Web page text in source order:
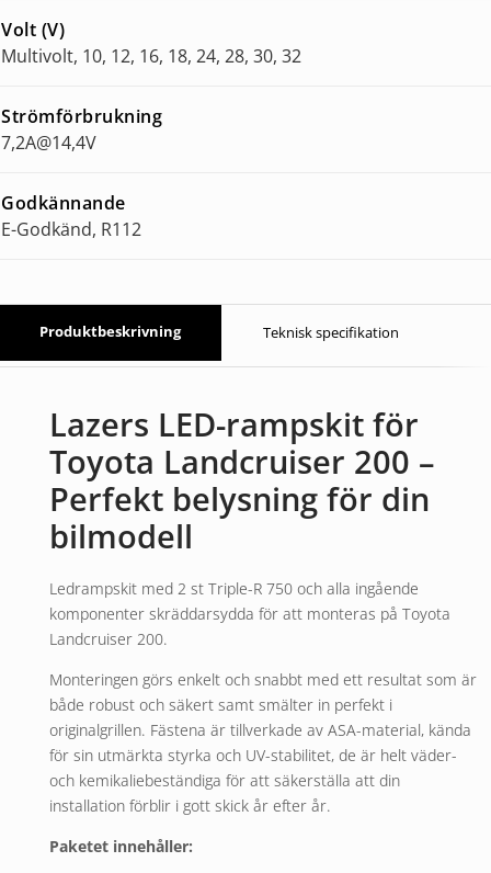
Volt (V)
Multivolt, 10, 12, 16, 18, 24, 28, 30, 32
Strömförbrukning
7,2A@14,4V
Godkännande
E-Godkänd, R112
Produktbeskrivning Teknisk specifikation
Lazers LED-rampskit för
Toyota Landcruiser 200 –
Perfekt belysning för din
bilmodell
Ledrampskit med 2 st Triple-R 750 och alla ingående
komponenter skräddarsydda för att monteras på Toyota
Landcruiser 200.
Monteringen görs enkelt och snabbt med ett resultat som är
både robust och säkert samt smälter in perfekt i
originalgrillen. Fästena är tillverkade av ASA-material, kända
för sin utmärkta styrka och UV-stabilitet, de är helt väder-
och kemikaliebeständiga för att säkerställa att din
installation förblir i gott skick år efter år.
Paketet innehåller: